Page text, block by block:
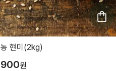
현미(2kg)
원